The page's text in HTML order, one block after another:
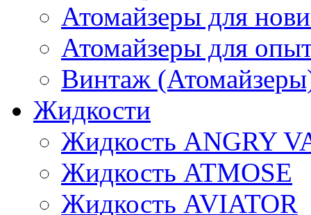
Атомайзеры для
Атомайзеры для
Винтаж
Жидкости
Жидкость ANGRY
Жидкость ATMOSE
Жидкость AVIATOR